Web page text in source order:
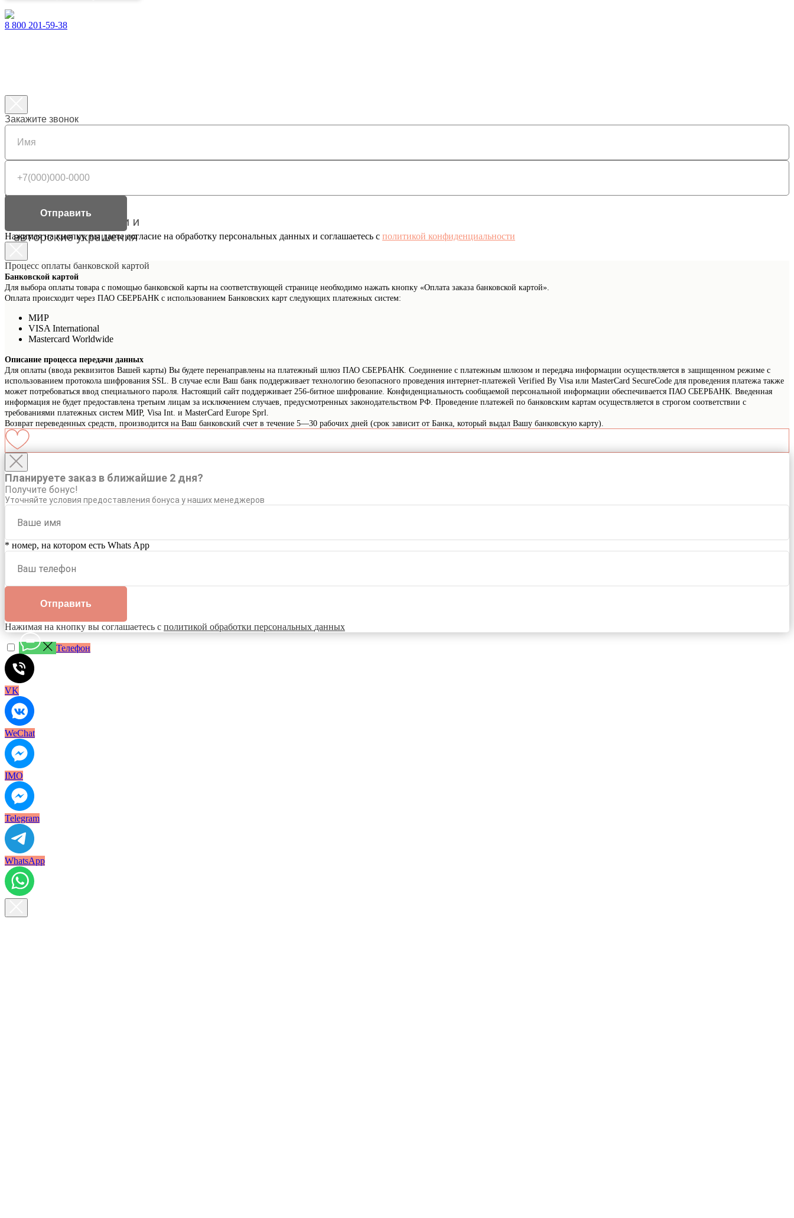
8 800 201-59-38
Заказать звонок
8 800 201-59-38
(бесплатный звонок по России)
Браслеты с детками и
авторские украшения
Закажите звонок
Отправить
Нажимая на кнопку, вы даете согласие на обработку персональных данных и соглашаетесь c политикой конфиденциальности
Процесс оплаты банковской картой
Банковской картой
Для выбора оплаты товара с помощью банковской карты на соответствующей странице необходимо нажать кнопку «Оплата заказа банковской картой».
Оплата происходит через ПАО СБЕРБАНК с использованием Банковских карт следующих платежных систем:
МИР
VISA International
Mastercard Worldwide
Описание процесса передачи данных
Для оплаты (ввода реквизитов Вашей карты) Вы будете перенаправлены на платежный шлюз ПАО СБЕРБАНК. Соединение с платежным шлюзом и передача информации осуществляется в защищенном режиме с
использованием протокола шифрования SSL. В случае если Ваш банк поддерживает технологию безопасного проведения интернет-платежей Verified By Visa или MasterCard SecureCode для проведения платежа также
может потребоваться ввод специального пароля. Настоящий сайт поддерживает 256-битное шифрование. Конфиденциальность сообщаемой персональной информации обеспечивается ПАО СБЕРБАНК. Введенная
информация не будет предоставлена третьим лицам за исключением случаев, предусмотренных законодательством РФ. Проведение платежей по банковским картам осуществляется в строгом соответствии с
требованиями платежных систем МИР, Visa Int. и MasterCard Europe Sprl.
Возврат переведенных средств, производится на Ваш банковский счет в течение 5—30 рабочих дней (срок зависит от Банка, который выдал Вашу банковскую карту).
Планируете заказ в ближайшие 2 дня?
Получите бонус!
Уточняйте условия предоставления бонуса у наших менеджеров
* номер, на котором есть Whats App
Отправить
Нажимая на кнопку вы соглашаетесь с политикой обработки персональных данных
Телефон
VK
WeChat
IMO
Telegram
WhatsApp